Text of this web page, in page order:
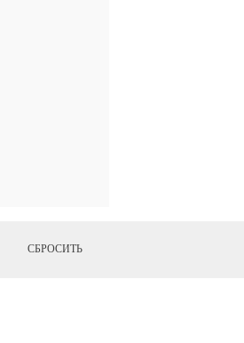
СБРОСИТЬ